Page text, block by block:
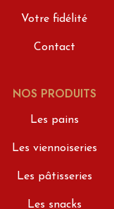
Votre fidélité
Contact
NOS PRODUITS
Les pains
Les viennoiseries
Les pâtisseries
Les snacks